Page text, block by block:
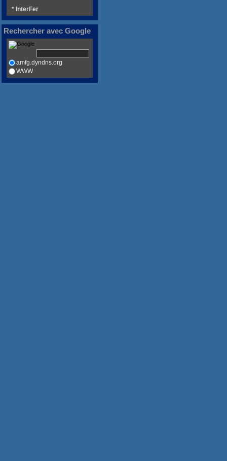
* InterFer
Rechercher avec Google
amfg.dyndns.org
WWW